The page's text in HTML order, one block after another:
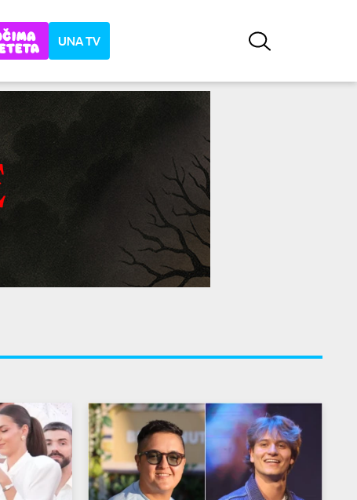
UNA TV